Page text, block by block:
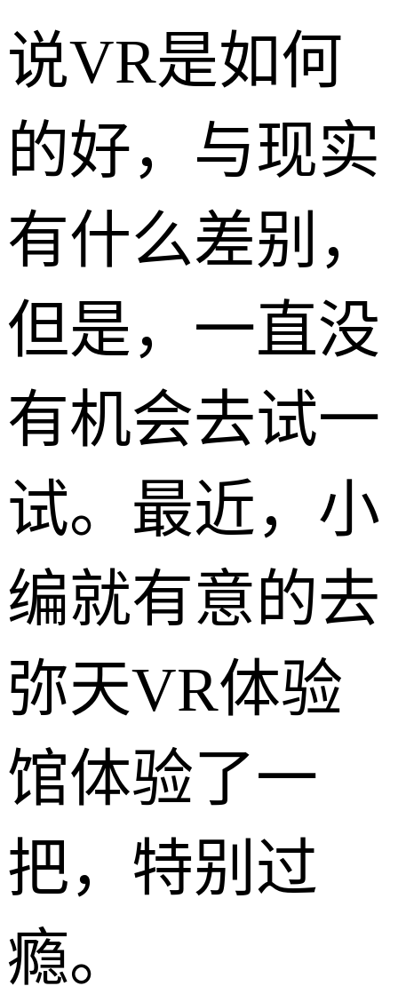
说VR是如何
的好，与现实
有什么差别，
但是，一直没
有机会去试一
试。最近，小
编就有意的去
弥天VR体验
馆体验了一
把，特别过
瘾。